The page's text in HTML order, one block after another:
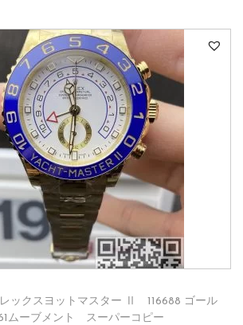
クスヨットマスター Ⅱ 116688 ゴール
ムーブメント スーパーコピー